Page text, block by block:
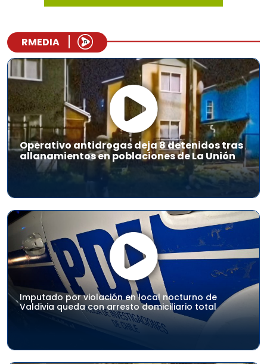
RMEDIA
Operativo antidrogas deja 8 detenidos tras
allanamientos en poblaciones de La Unión
Imputado por violación en local nocturno de
Valdivia queda con arresto domiciliario total